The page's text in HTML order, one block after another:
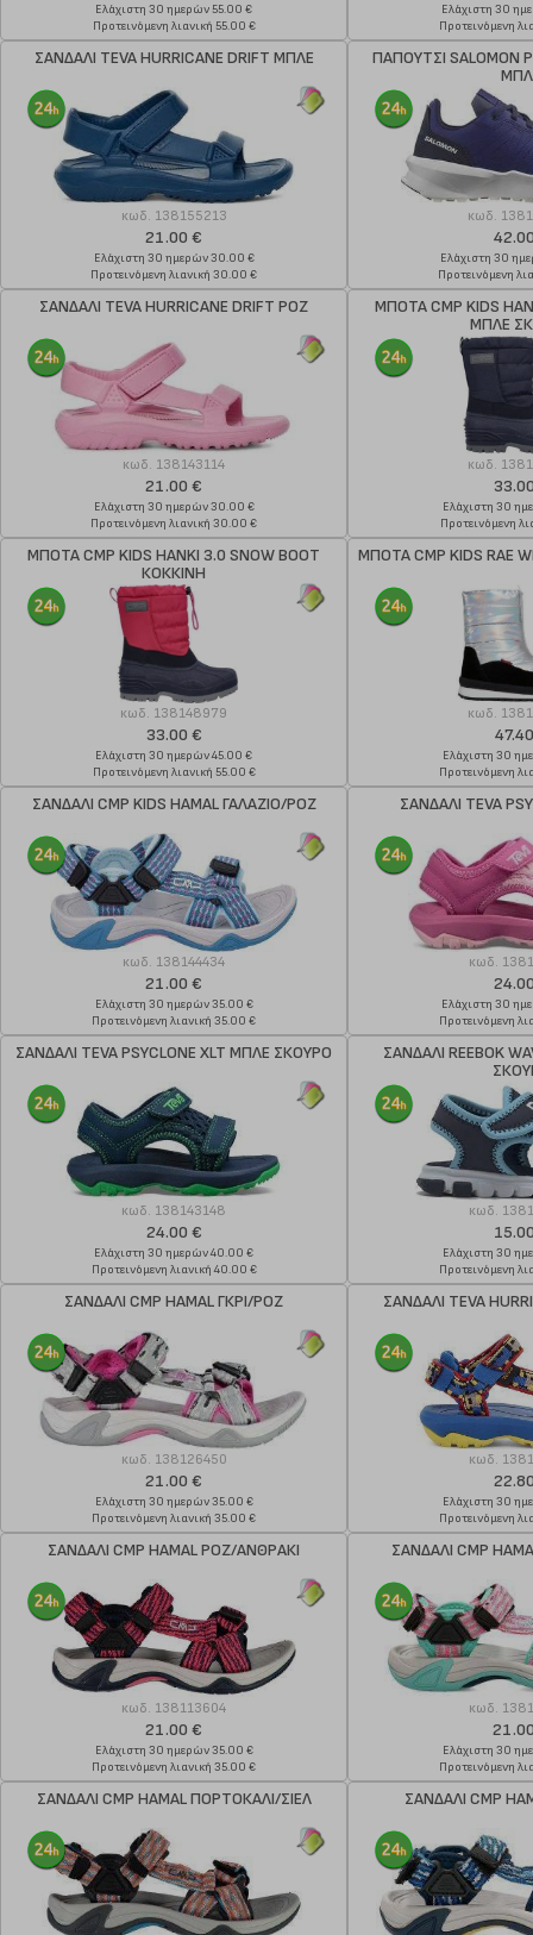
Ελάχιστη 30 ημερών 55.00 €
Προτεινόμενη λιανική 55.00 €
Ελάχιστη 30
Προτεινόμενη
ΣΑΝΔΑΛΙ TEVA HURRICANE DRIFT ΜΠΛΕ
κωδ. 138155213
21.00 €
Ελάχιστη 30 ημερών 30.00 €
Προτεινόμενη λιανική 30.00 €
ΠΑΠΟΥΤΣΙ SALOMON
κωδ.
Ελάχιστη 30
Προτεινόμενη
ΣΑΝΔΑΛΙ TEVA HURRICANE DRIFT ΡΟΖ
κωδ. 138143114
21.00 €
Ελάχιστη 30 ημερών 30.00 €
Προτεινόμενη λιανική 30.00 €
ΜΠΟΤΑ CMP KIDS
ΜΠΛΕ
κωδ.
Ελάχιστη 30
Προτεινόμενη
ΜΠΟΤΑ CMP KIDS HANKI 3.0 SNOW BOOT
ΚΟΚΚΙΝΗ
κωδ. 138148979
33.00 €
Ελάχιστη 30 ημερών 45.00 €
Προτεινόμενη λιανική 55.00 €
ΜΠΟΤΑ CMP KIDS RAE
κωδ.
Ελάχιστη 30
Προτεινόμενη
ΣΑΝΔΑΛΙ CMP KIDS HAMAL ΓΑΛΑΖΙΟ/ΡΟΖ
κωδ. 138144434
21.00 €
Ελάχιστη 30 ημερών 35.00 €
Προτεινόμενη λιανική 35.00 €
ΣΑΝΔΑΛΙ TEVA
κωδ.
Ελάχιστη 30
Προτεινόμενη
ΣΑΝΔΑΛΙ TEVA PSYCLONE XLT ΜΠΛΕ ΣΚΟΥΡΟ
κωδ. 138143148
24.00 €
Ελάχιστη 30 ημερών 40.00 €
Προτεινόμενη λιανική 40.00 €
ΣΑΝΔΑΛΙ REEBOK
κωδ.
Ελάχιστη 30
Προτεινόμενη
ΣΑΝΔΑΛΙ CMP HAMAL ΓΚΡΙ/ΡΟΖ
κωδ. 138126450
21.00 €
Ελάχιστη 30 ημερών 35.00 €
Προτεινόμενη λιανική 35.00 €
ΣΑΝΔΑΛΙ TEVA
κωδ.
Ελάχιστη 30
Προτεινόμενη
ΣΑΝΔΑΛΙ CMP HAMAL ΡΟΖ/ΑΝΘΡΑΚΙ
κωδ. 138113604
21.00 €
Ελάχιστη 30 ημερών 35.00 €
Προτεινόμενη λιανική 35.00 €
ΣΑΝΔΑΛΙ CMP
κωδ.
Ελάχιστη 30
Προτεινόμενη
ΣΑΝΔΑΛΙ CMP HAMAL ΠΟΡΤΟΚΑΛΙ/ΣΙΕΛ ΣΑΝΔΑΛΙ CMP